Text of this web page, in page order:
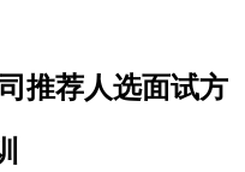
推荐人选面试方